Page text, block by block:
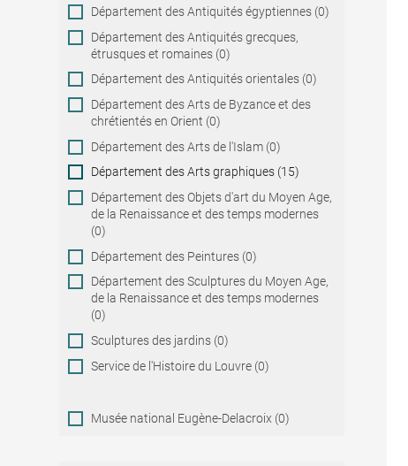
Collection
Département des Antiquités égyptiennes (0)
Département des Antiquités grecques,
étrusques et romaines (0)
Département des Antiquités orientales (0)
Département des Arts de Byzance et des
chrétientés en Orient (0)
Département des Arts de l'Islam (0)
Département des Arts graphiques (15)
Département des Objets d'art du Moyen Age,
de la Renaissance et des temps modernes
(0)
Département des Peintures (0)
Département des Sculptures du Moyen Age,
de la Renaissance et des temps modernes
(0)
Sculptures des jardins (0)
Service de l'Histoire du Louvre (0)
Musée national Eugène-Delacroix (0)